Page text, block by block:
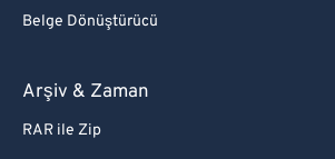
Belge Dönüştürücü
Arşiv & Zaman
RAR ile Zip